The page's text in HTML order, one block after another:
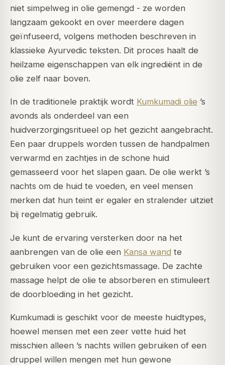
niet simpelweg in olie gemengd - ze worden
langzaam gekookt en over meerdere dagen
geïnfuseerd, volgens methoden beschreven in
klassieke Ayurvedic teksten. Dit proces haalt de
heilzame eigenschappen van elk ingrediënt in de
olie zelf naar boven.
In de traditionele praktijk wordt Kumkumadi olie ’s
avonds als onderdeel van een
huidverzorgingsritueel op het gezicht aangebracht.
Een paar druppels worden tussen de handpalmen
verwarmd en zachtjes in de schone huid
gemasseerd voor het slapen gaan. De olie werkt ’s
nachts om de huid te voeden, en veel mensen
merken dat hun teint er egaler en stralender uitziet
bij regelmatig gebruik.
Je kunt de ervaring versterken door na het
aanbrengen van de olie een Kansa wand te
gebruiken voor een gezichtsmassage. De zachte
massage helpt de olie te absorberen en stimuleert
de doorbloeding in het gezicht.
Kumkumadi is geschikt voor de meeste huidtypes,
hoewel mensen met een zeer vette huid het
misschien alleen ’s nachts willen gebruiken of een
druppel willen mengen met hun gewone